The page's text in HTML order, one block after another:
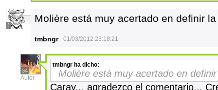
1
Molière está muy acertado en definir
tmbngr 01/03/2012 23:18:21
34
Autor
tmbngr ha dicho:
Molière está muy acertado en
Caray... agradezco el comentario...